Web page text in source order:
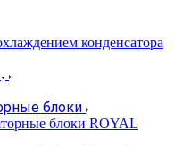
конденсатора
блоки
блоки ROYAL